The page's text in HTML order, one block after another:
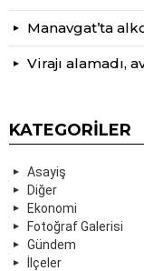
Manavgat’ta
Virajı alamadı,
KATEGORILER
Asayiş
Diğer
Ekonomi
Fotoğraf Galerisi
Gündem
İlçeler